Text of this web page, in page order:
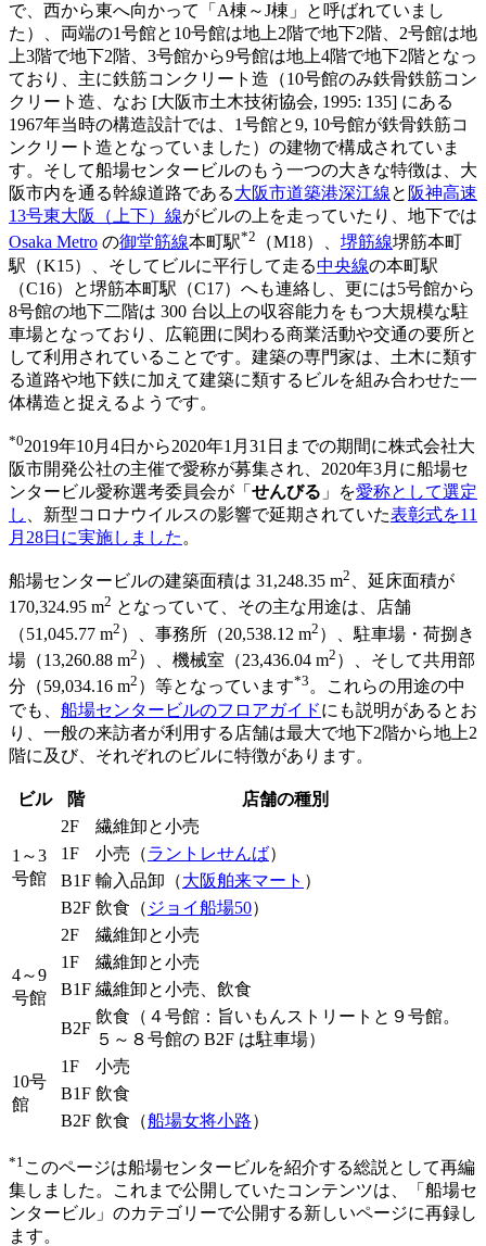
で、西から東へ向かって「A棟～J棟」と呼ばれていまし
た）、両端の1号館と10号館は地上2階で地下2階、2号館は地
上3階で地下2階、3号館から9号館は地上4階で地下2階となっ
ており、主に鉄筋コンクリート造（10号館のみ鉄骨鉄筋コン
クリート造、なお [大阪市土木技術協会, 1995: 135] にある
1967年当時の構造設計では、1号館と9, 10号館が鉄骨鉄筋コ
ンクリート造となっていました）の建物で構成されていま
す。そして船場センタービルのもう一つの大きな特徴は、大
阪市内を通る幹線道路である大阪市道築港深江線と 阪神高速
13号東大阪（上下）線がビルの上を走っていたり、地下では
Osaka Metro の御堂筋線本町駅*2 （M18）、 堺筋線堺筋本町
駅（K15）、そしてビルに平行して走る中央線の本町駅
（C16）と堺筋本町駅（C17）へも連絡し、更には5号館から
8号館の地下二階は 300 台以上の収容能力をもつ大規模な駐
車場となっており、広範囲に関わる商業活動や交通の要所と
して利用されていることです。建築の専門家は、土木に類す
る道路や地下鉄に加えて建築に類するビルを組み合わせた一
体構造と捉えるようです。
*02019年10月4日から2020年1月31日までの期間に株式会社大
阪市開発公社の主催で愛称が募集され、2020年3月に船場セ
ンタービル愛称選考委員会が「 せんびる 」を愛称として選定
し
、新型コロナウイルスの影響で延期されていた表彰式を11
月28日に実施しました 。
船場センタービルの建築面積は 31,248.35 m2
、延床面積が
170,324.95 m2 となっていて、その主な用途は、店舗
（51,045.77 m2 ）、事務所（20,538.12 m2 ）、駐車場・荷捌き
場（13,260.88 m2 ）、機械室（23,436.04 m2 ）、そして共用部
分（59,034.16 m2 ）等となっています*3。これらの用途の中
でも、 船場センタービルのフロアガイドにも説明があるとお
り、一般の来訪者が利用する店舗は最大で地下2階から地上2
階に及び、それぞれのビルに特徴があります。
ビル 階 店舗の種別
1～3
号館
2F
繊維卸と小売
1F
小売（ラントレせんば）
B1F 輸入品卸（大阪舶来マート ）
B2F 飲食（ ジョイ船場50）
4～9
号館
2F
繊維卸と小売
1F
繊維卸と小売
B1F 繊維卸と小売、飲食
B2F
飲食（４号館：旨いもんストリートと９号館。
５～８号館の B2F は駐車場）
10号
館
1F
小売
B1F 飲食
B2F 飲食（船場女将小路）
*1 このページは船場センタービルを紹介する総説として再編
集しました。これまで公開していたコンテンツは、「船場セ
ンタービル」のカテゴリーで公開する新しいページに再録し
ます。